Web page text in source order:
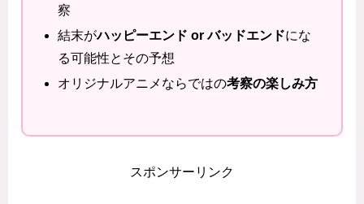
察
結末がハッピーエンド or バッドエンドにな
る可能性とその予想
オリジナルアニメならではの考察の楽しみ方
スポンサーリンク